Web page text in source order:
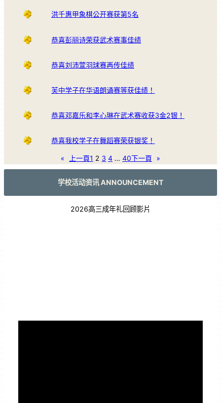
洪千惠甲象棋公开赛获第5名
恭喜彭丽诗荣获武术赛事佳绩
恭喜刘沛萱羽球赛再传佳绩
芙中学子在华语朗诵赛等获佳绩！
恭喜邓嘉乐和李心琳在武术赛收获3金2银！
恭喜我校学子在舞蹈赛荣获银奖！
« 上一頁1 2 3 4 … 40下一頁 »
学校活动资讯 ANNOUNCEMENT
2026高三成年礼回顾影片